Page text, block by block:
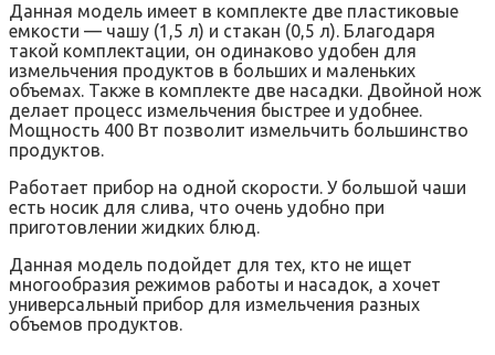
Данная модель имеет в комплекте две пластиковые
емкости — чашу (1,5 л) и стакан (0,5 л). Благодаря
такой комплектации, он одинаково удобен для
измельчения продуктов в больших и маленьких
объемах. Также в комплекте две насадки. Двойной нож
делает процесс измельчения быстрее и удобнее.
Мощность 400 Вт позволит измельчить большинство
продуктов.
Работает прибор на одной скорости. У большой чаши
есть носик для слива, что очень удобно при
приготовлении жидких блюд.
Данная модель подойдет для тех, кто не ищет
многообразия режимов работы и насадок, а хочет
универсальный прибор для измельчения разных
объемов продуктов.